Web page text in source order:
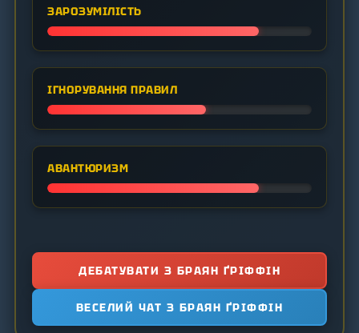
ЗАРОЗУМІЛІСТЬ
ІГНОРУВАННЯ ПРАВИЛ
АВАНТЮРИЗМ
ДЕБАТУВАТИ З БРАЯН ҐРІФФІН
ВЕСЕЛИЙ ЧАТ З БРАЯН ҐРІФФІН